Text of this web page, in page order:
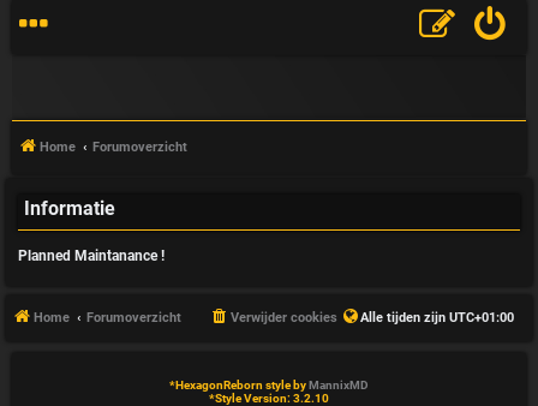
V
A
Home Forumoverzicht
Informatie
Planned Maintanance !
Home Forumoverzicht Alle tijden zijn UTC+01:00
Verwijder cookies
*HexagonReborn style byMannixMD
*Style Version: 3.2.10